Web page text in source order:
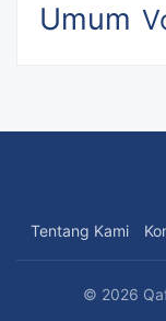
Umum
Tentang Kami
© 2026